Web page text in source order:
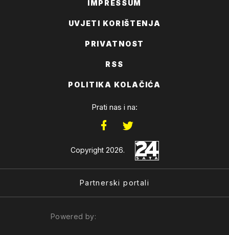
IMPRESSUM
UVJETI KORIŠTENJA
PRIVATNOST
RSS
POLITIKA KOLAČIĆA
Prati nas i na:
Copyright 2026.
Partnerski portali
Powered by: